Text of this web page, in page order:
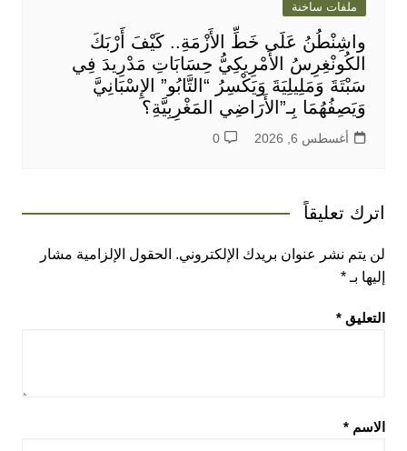
ملفات ساخنة
واشِنْطُنُ عَلَى خَطِّ الأَزْمَةِ.. كَيْفَ أَرْبَكَ
الكُونْغِرِسُ الأَمْرِيكِيُّ حِسَابَاتِ مَدْرِيدَ فِي
سَبْتَةَ وَمَلِيلِيَةَ وَيَكْسِرُ “التَّابُو” الإِسْبَانِيَّ
وَيَصِفُهُمَا بِـ”الأَرَاضِي المَغْرِبِيَّةِ؟
أغسطس 6, 2026 0
اترك تعليقاً
لن يتم نشر عنوان بريدك الإلكتروني. الحقول الإلزامية مشار
إليها بـ *
التعليق *
الاسم *